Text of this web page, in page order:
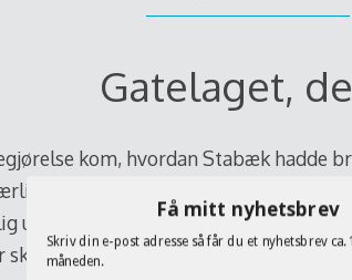
Gatelaget,
kom, hvordan Stabæk hadde
fornøyd med svaret. I alle andre
undersøkelse, gå bak tall og
skjedd i dette tilfelle.[…]
Få mitt nyhetsbrev
Skriv din e-post adresse så får du et nyhetsbrev ca.
måneden.